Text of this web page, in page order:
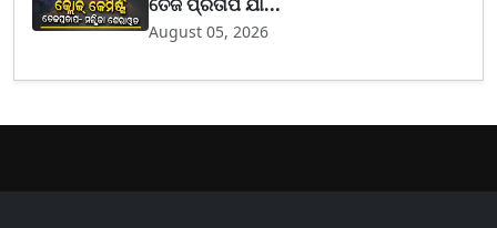
ତେଜ ପ୍ରତାପ ଯା...
August 05, 2026